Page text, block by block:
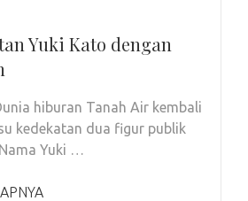
Yuki Kato dengan
hiburan Tanah Air kembali
kedekatan dua figur publik
Yuki …